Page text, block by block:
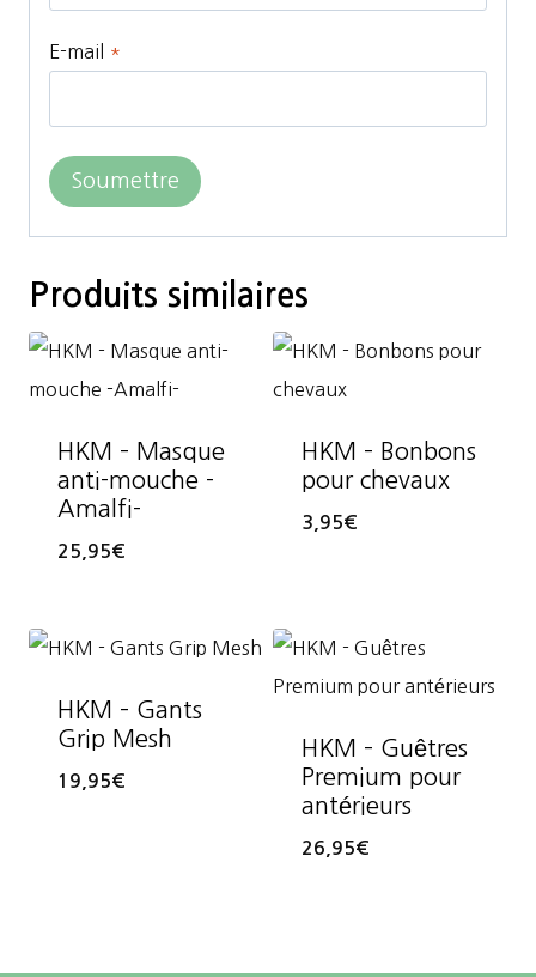
E-mail *
Produits similaires
HKM – Masque
anti-mouche -
Amalfi-
25,95€
HKM – Bonbons
pour chevaux
3,95€
HKM – Gants
Grip Mesh
19,95€
HKM – Guêtres
Premium pour
antérieurs
26,95€